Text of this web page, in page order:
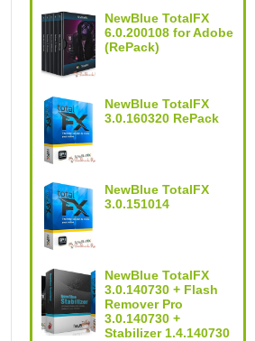
NewBlue TotalFX
6.0.200108 for Adobe
(RePack)
NewBlue TotalFX
3.0.160320 RePack
NewBlue TotalFX
3.0.151014
NewBlue TotalFX
3.0.140730 + Flash
Remover Pro
3.0.140730 +
Stabilizer 1.4.140730